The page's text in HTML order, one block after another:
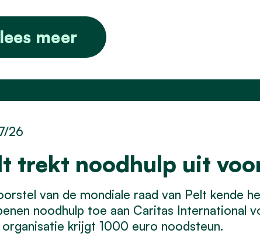
lees meer
trekt noodhulp uit
26
van de mondiale raad van Pelt kende
noodhulp toe aan Caritas International
organisatie krijgt 1000 euro noodsteun.